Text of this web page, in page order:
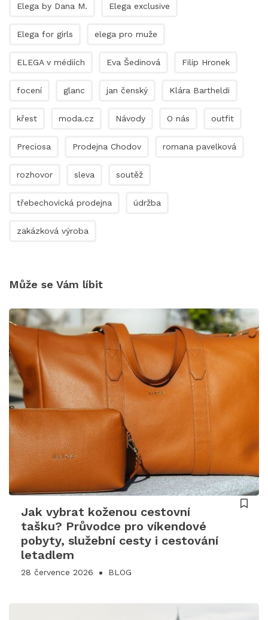
Elega by Dana M. Elega exclusive
Elega for girls elega pro muže
ELEGA v médiích Eva Šedinová Filip Hronek
focení glanc jan čenský Klára Bartheldi
křest moda.cz Návody O nás outfit
Preciosa Prodejna Chodov romana pavelková
rozhovor sleva soutěž
třebechovická prodejna údržba
zakázková výroba
Může se Vám líbit
Jak vybrat koženou cestovní
tašku? Průvodce pro víkendové
pobyty, služební cesty i cestování
letadlem
28 července 2026 BLOG